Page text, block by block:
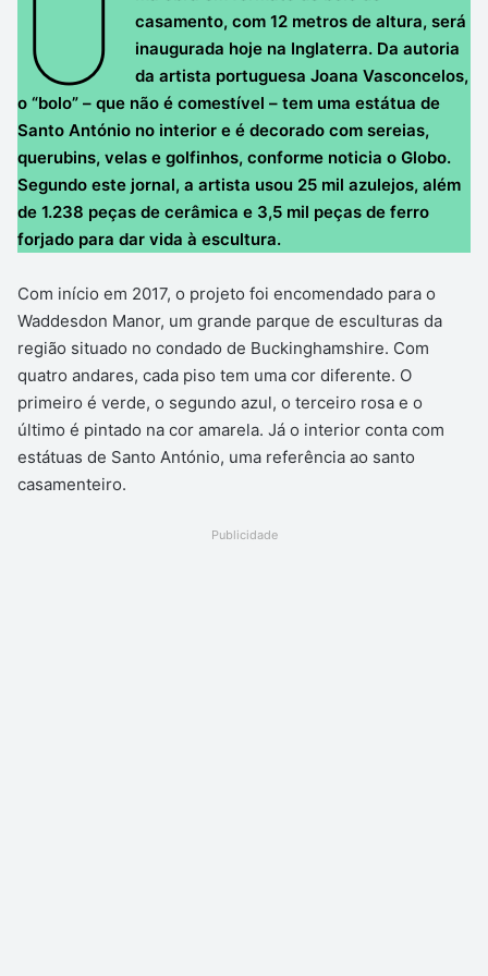
U
casamento, com 12 metros de altura, será
inaugurada hoje na Inglaterra. Da autoria
da artista portuguesa Joana Vasconcelos,
o “bolo” – que não é comestível – tem uma estátua de
Santo António no interior e é decorado com sereias,
querubins, velas e golfinhos, conforme noticia o Globo.
Segundo este jornal, a artista usou 25 mil azulejos, além
de 1.238 peças de cerâmica e 3,5 mil peças de ferro
forjado para dar vida à escultura.
Com início em 2017, o projeto foi encomendado para o
Waddesdon Manor, um grande parque de esculturas da
região situado no condado de Buckinghamshire. Com
quatro andares, cada piso tem uma cor diferente. O
primeiro é verde, o segundo azul, o terceiro rosa e o
último é pintado na cor amarela. Já o interior conta com
estátuas de Santo António, uma referência ao santo
casamenteiro.
Publicidade